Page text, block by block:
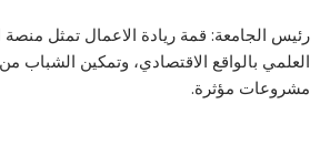
رئيس الجامعة: قمة ريادة الاعمال تمثل
العلمي بالواقع الاقتصادي، وتمكين الشباب
مشروعات مؤثرة.